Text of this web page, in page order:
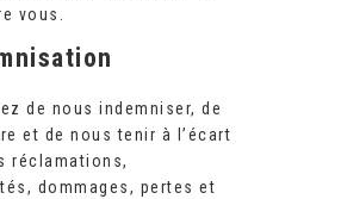
vous.
de nous indemniser, de
et de nous tenir à l’écart
réclamations,
dommages, pertes et